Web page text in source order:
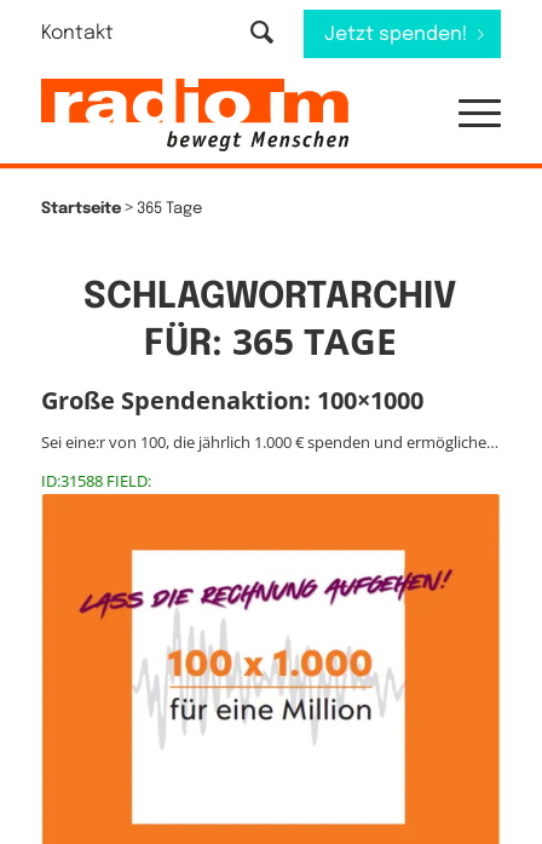
Kontakt Jetzt spenden!
Startseite> 365 Tage
SCHLAGWORTARCHIV
FÜR: 365 TAGE
Große Spendenaktion: 100×1000
Sei eine:r von 100, die jährlich 1.000 € spenden und ermögliche…
ID:31588 FIELD: